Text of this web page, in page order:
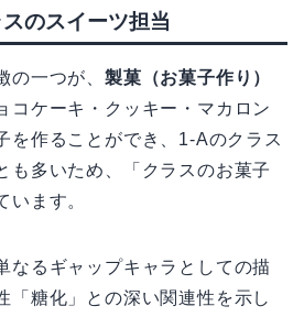
のスイーツ担当
の一つが、 製菓（お菓子作り）
コケーキ・クッキー・マカロン
を作ることができ、1-Aのクラス
も多いため、「クラスのお菓子
います。
なるギャップキャラとしての描
「糖化」との深い関連性を示し